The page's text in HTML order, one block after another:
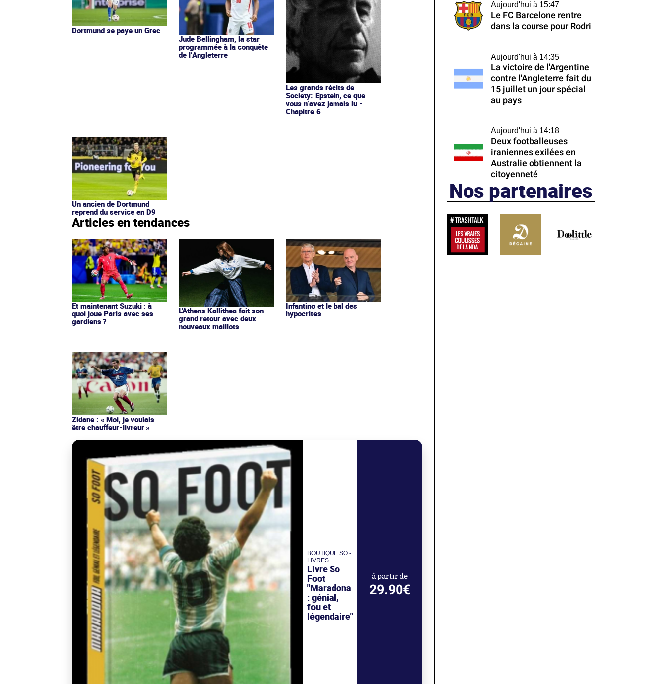
Dortmund se paye un Grec
Jude Bellingham, la star
programmée à la conquête
de l’Angleterre
Les grands récits de
Society: Epstein, ce que
vous n’avez jamais lu -
Chapitre 6
Un ancien de Dortmund
reprend du service en D9
Articles en tendances
Et maintenant Suzuki : à
quoi joue Paris avec ses
gardiens ?
L'Athens Kallithea fait son
grand retour avec deux
nouveaux maillots
Infantino et le bal des
hypocrites
Zidane : « Moi, je voulais
être chauffeur-livreur »
BOUTIQUE SO -
LIVRES
Livre So
Foot
"Maradona
: génial,
fou et
légendaire"
à partir de
29.90€
Aujourd'hui à 15:47
Le FC Barcelone rentre
dans la course pour Rodri
Aujourd'hui à 14:35
La victoire de l'Argentine
contre l'Angleterre fait du
15 juillet un jour spécial
au pays
Aujourd'hui à 14:18
Deux footballeuses
iraniennes exilées en
Australie obtiennent la
citoyenneté
Nos partenaires